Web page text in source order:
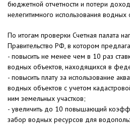
бюджетной отчетности и потери
нелегитимного использования водных
По итогам проверки Счетная палата
Правительство РФ, в котором
- повысить не менее чем в 10 раз
водных объектов, находящихся в
- повысить плату за использование
водных объектов с учетом
ним земельных участков;
- увеличить до 10 повышающий
забор водных ресурсов для